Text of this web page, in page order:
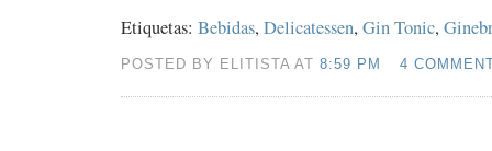
Etiquetas: Bebidas, Delicatessen, Gin Tonic,
POSTED BY ELITISTA AT8:59 PM 4